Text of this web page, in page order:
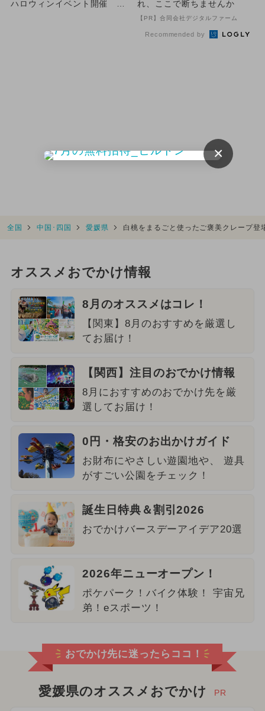
ハロウィンイベント開催 仮
れ、ここで断ちませんか
【PR】合同会社デジタルファーム
Recommended by
全国 中国･四国 愛媛県 白桃をまるごと使ったご褒美クレープ
オススメおでかけ情報
8月のオススメはコレ！
【関東】8月のおすすめを厳選し
てお届け！
【関西】注目のおでかけ情報
8月におすすめのおでかけ先を厳
選してお届け！
0円・格安のお出かけガイド
お財布にやさしい遊園地や、 遊具
がすごい公園をチェック！
誕生日特典＆割引2026
おでかけバースデーアイデア20選
2026年ニューオープン！
ポケパーク！バイク体験！ 宇宙兄
弟！eスポーツ！
おでかけ先に迷ったらココ！
愛媛県のオススメおでかけ PR
×